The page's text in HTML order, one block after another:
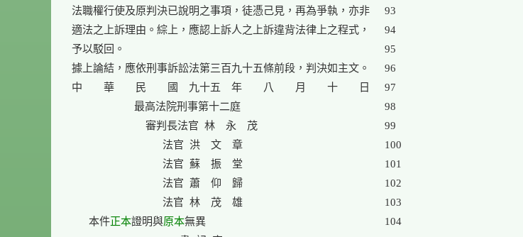
法職權行使及原判決已說明之事項，徒憑己見，再為爭執，亦非
適法之上訴理由。綜上，應認上訴人之上訴違背法律上之程式，
予以駁回。
據上論結，應依刑事訴訟法第三百九十五條前段，判決如主文。
中　　華　　民　　國　九十五　年　　八　　月　　十　　日
                      最高法院刑事第十二庭
                          審判長法官  林　永　茂
                                法官  洪　文　章
                                法官  蘇　振　堂
                                法官  蕭　仰　歸
                                法官  林　茂　雄
      本件
正本證明與原本無異
93
94
95
96
97
98
99
100
101
102
103
104